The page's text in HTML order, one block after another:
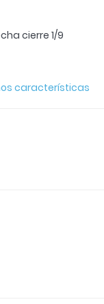
cierre 1/9
características